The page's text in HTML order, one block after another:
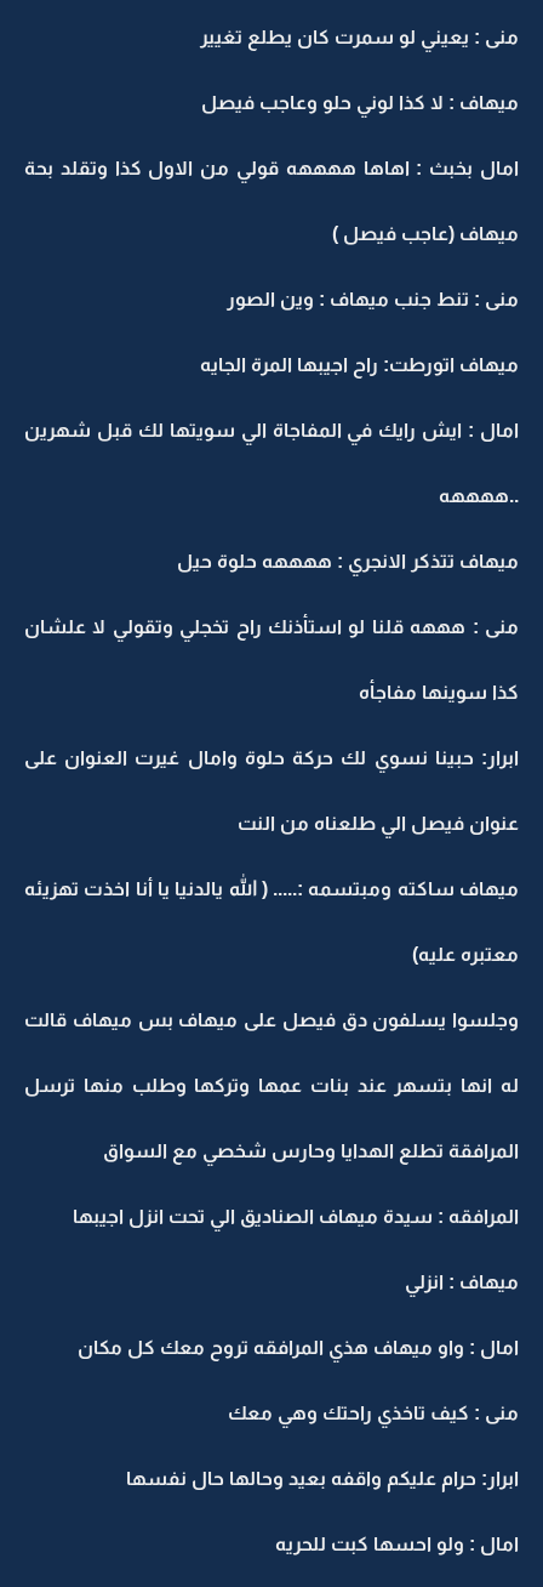
منى : يعيني لو سمرت كان يطلع تغيير
ميهاف : لا كذا لوني حلو وعاجب فيصل
امال بخبث : اهاها ههههه قولي من الاول كذا وتقلد بحة
ميهاف (عاجب فيصل )
منى : تنط جنب ميهاف : وين الصور
ميهاف اتورطت: راح اجيبها المرة الجايه
امال : ايش رايك في المفاجاة الي سويتها لك قبل شهرين
..ههههه
ميهاف تتذكر الانجري : ههههه حلوة حيل
منى : هههه قلنا لو استأذنك راح تخجلي وتقولي لا علشان
كذا سوينها مفاجأه
ابرار: حبينا نسوي لك حركة حلوة وامال غيرت العنوان على
عنوان فيصل الي طلعناه من النت
ميهاف ساكته ومبتسمه :..... ( الله يالدنيا يا أنا اخذت تهزيئه
معتبره عليه)
وجلسوا يسلفون دق فيصل على ميهاف بس ميهاف قالت
له انها بتسهر عند بنات عمها وتركها وطلب منها ترسل
المرافقة تطلع الهدايا وحارس شخصي مع السواق
المرافقه : سيدة ميهاف الصناديق الي تحت انزل اجيبها
ميهاف : انزلي
امال : واو ميهاف هذي المرافقه تروح معك كل مكان
منى : كيف تاخذي راحتك وهي معك
ابرار: حرام عليكم واقفه بعيد وحالها حال نفسها
امال : ولو احسها كبت للحريه